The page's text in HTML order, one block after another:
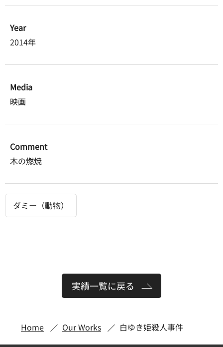
Year
2014年
Media
映画
Comment
木の燃焼
ダミー（動物）
実績一覧に戻る
Home Our Works 白ゆき姫殺人事件